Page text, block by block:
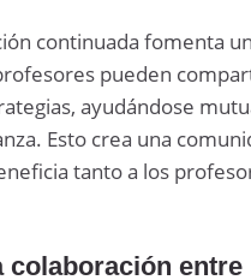
continuada fomenta
pueden
ayudándose
Esto crea una
tanto a los
colaboración entre